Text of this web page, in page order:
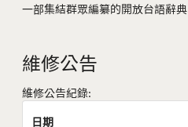
一部集結群眾編纂的開放台語辭典
維修公告
維修公告紀錄:
日期